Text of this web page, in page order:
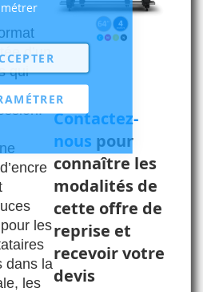
d’un
qui
les
dans la
les
Contactez-
nous pour
connaître les
modalités de
cette offre de
reprise et
recevoir votre
devis